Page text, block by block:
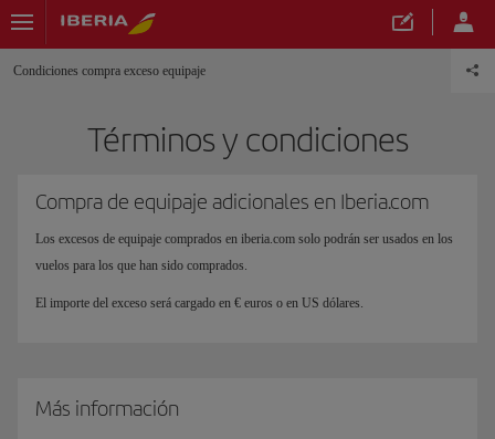
Condiciones compra exceso equipaje
Términos y condiciones
Compra de equipaje adicionales en Iberia.com
Los excesos de equipaje comprados en iberia.com solo podrán ser usados en los
vuelos para los que han sido comprados.
El importe del exceso será cargado en € euros o en US dólares.
Más información